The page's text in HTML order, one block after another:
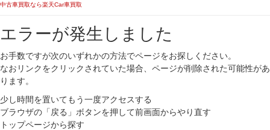
中古車買取なら楽天Car車買取
エラーが発生しました
お手数ですが次のいずれかの方法でページをお探しください。
なおリンクをクリックされていた場合、ページが削除された可能性があ
ります。
少し時間を置いてもう一度アクセスする
ブラウザの「戻る」ボタンを押して前画面からやり直す
トップページから探す